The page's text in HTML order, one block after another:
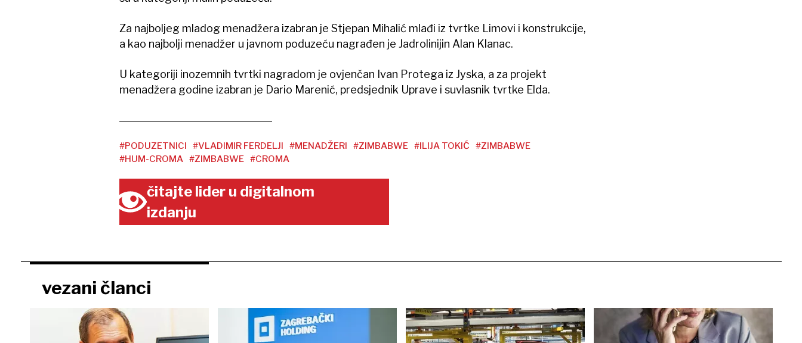
Za najboljeg mladog menadžera izabran je Stjepan Mihalić mlađi iz tvrtke Limovi i konstrukcije,
a kao najbolji menadžer u javnom poduzeću nagrađen je Jadrolinijin Alan Klanac.
U kategoriji inozemnih tvrtki nagradom je ovjenčan Ivan Protega iz Jyska, a za projekt
menadžera godine izabran je Dario Marenić, predsjednik Uprave i suvlasnik tvrtke Elda.
#PODUZETNICI #VLADIMIR FERDELJI #MENADŽERI #ZIMBABWE #ILIJA TOKIĆ
#ZIMBABWE
#HUM-CROMA #ZIMBABWE #CROMA
čitajte lider u digitalnom
izdanju
vezani članci